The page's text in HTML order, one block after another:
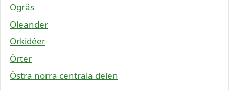
Ogräs
Oleander
Orkidéer
Örter
Östra norra centrala delen